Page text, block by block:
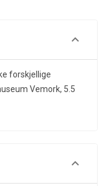
forskjellige
Vemork, 5.5